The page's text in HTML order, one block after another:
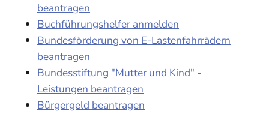
beantragen
Buchführungshelfer anmelden
Bundesförderung von E-Lastenfahrrädern
beantragen
Bundesstiftung "Mutter und Kind" -
Leistungen beantragen
Bürgergeld beantragen